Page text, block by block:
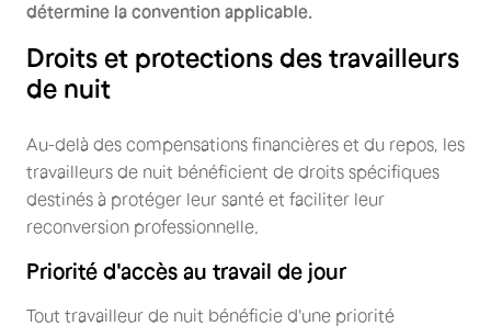
détermine la convention applicable.
Droits et protections des travailleurs
de nuit
Au-delà des compensations financières et du repos, les
travailleurs de nuit bénéficient de droits spécifiques
destinés à protéger leur santé et faciliter leur
reconversion professionnelle.
Priorité d'accès au travail de jour
Tout travailleur de nuit bénéficie d'une priorité